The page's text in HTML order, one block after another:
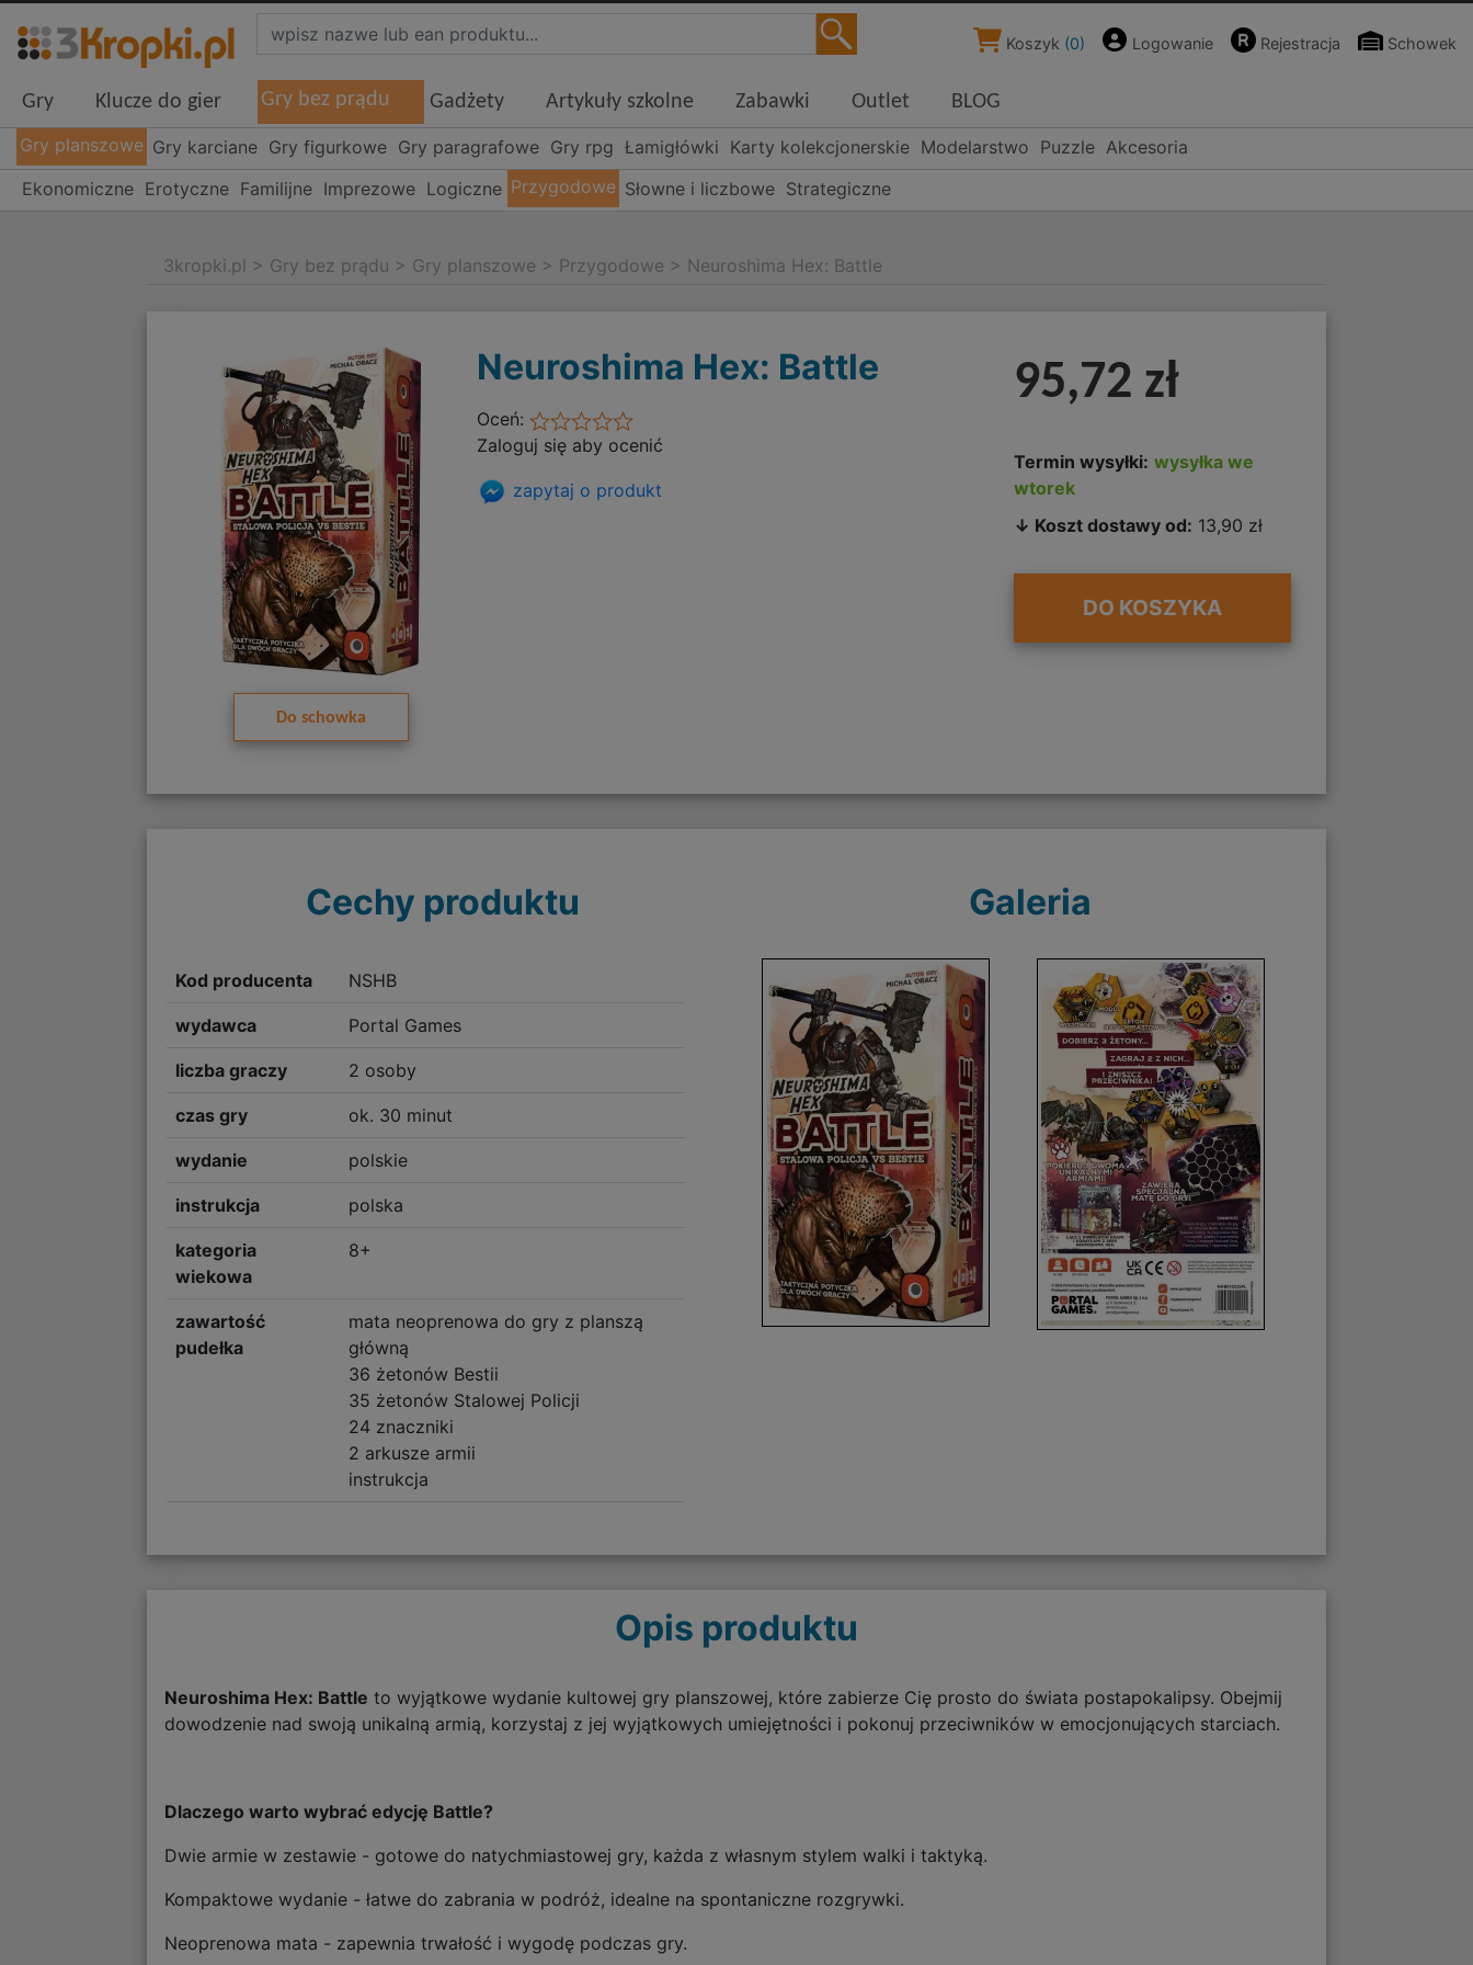
Koszyk (0) Logowanie Rejestracja Schowek
Gry Klucze do gier Gry bez prądu Gadżety Artykuły szkolne Zabawki Outlet
BLOG
Gry planszowe Gry karciane Gry figurkowe Gry paragrafowe Gry rpg Łamigłówki Karty kolekcjonerskie Modelarstwo Puzzle Akcesoria
Ekonomiczne Erotyczne Familijne Imprezowe Logiczne Przygodowe Słowne i liczbowe Strategiczne
3kropki.pl > Gry bez prądu > Gry planszowe > Przygodowe > Neuroshima Hex: Battle
Do schowka
Neuroshima Hex: Battle
Oceń:
Zaloguj się aby ocenić
zapytaj o produkt
95,72 zł
Termin wysyłki: wysyłka we
wtorek
↓ Koszt dostawy od: 13,90 zł
DO KOSZYKA
Cechy produktu
Kod producenta NSHB
wydawca Portal Games
liczba graczy 2 osoby
czas gry ok. 30 minut
wydanie polskie
instrukcja polska
kategoria
wiekowa
8+
zawartość
pudełka
mata neoprenowa do gry z planszą
główną
36 żetonów Bestii
35 żetonów Stalowej Policji
24 znaczniki
2 arkusze armii
instrukcja
Galeria
Opis produktu
Neuroshima Hex: Battle to wyjątkowe wydanie kultowej gry planszowej, które zabierze Cię prosto do świata postapokalipsy. Obejmij
dowodzenie nad swoją unikalną armią, korzystaj z jej wyjątkowych umiejętności i pokonuj przeciwników w emocjonujących starciach.
Dlaczego warto wybrać edycję Battle?
Dwie armie w zestawie - gotowe do natychmiastowej gry, każda z własnym stylem walki i taktyką.
Kompaktowe wydanie - łatwe do zabrania w podróż, idealne na spontaniczne rozgrywki.
Neoprenowa mata - zapewnia trwałość i wygodę podczas gry.